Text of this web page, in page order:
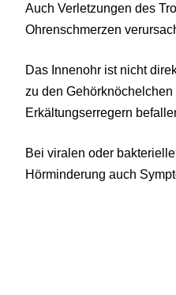
Auch Verletzungen des
Ohrenschmerzen
Das Innenohr ist nicht
zu den
Erkältungserregern
Bei viralen oder
Hörminderung auch